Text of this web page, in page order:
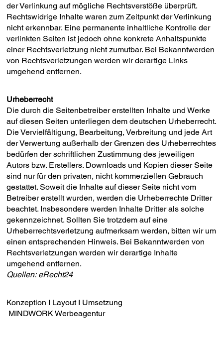
der Verlinkung auf mögliche Rechtsverstöße überprüft.
Rechtswidrige Inhalte waren zum Zeitpunkt der Verlinkung
nicht erkennbar. Eine permanente inhaltliche Kontrolle der
verlinkten Seiten ist jedoch ohne konkrete Anhaltspunkte
einer Rechtsverletzung nicht zumutbar. Bei Bekanntwerden
von Rechtsverletzungen werden wir derartige Links
umgehend entfernen.
Urheberrecht
Die durch die Seitenbetreiber erstellten Inhalte und Werke
auf diesen Seiten unterliegen dem deutschen Urheberrecht.
Die Vervielfältigung, Bearbeitung, Verbreitung und jede Art
der Verwertung außerhalb der Grenzen des Urheberrechtes
bedürfen der schriftlichen Zustimmung des jeweiligen
Autors bzw. Erstellers. Downloads und Kopien dieser Seite
sind nur für den privaten, nicht kommerziellen Gebrauch
gestattet. Soweit die Inhalte auf dieser Seite nicht vom
Betreiber erstellt wurden, werden die Urheberrechte Dritter
beachtet. Insbesondere werden Inhalte Dritter als solche
gekennzeichnet. Sollten Sie trotzdem auf eine
Urheberrechtsverletzung aufmerksam werden, bitten wir um
einen entsprechenden Hinweis. Bei Bekanntwerden von
Rechtsverletzungen werden wir derartige Inhalte
umgehend entfernen.
Quellen: eRecht24
Konzeption I Layout I Umsetzung
MINDWORK Werbeagentur